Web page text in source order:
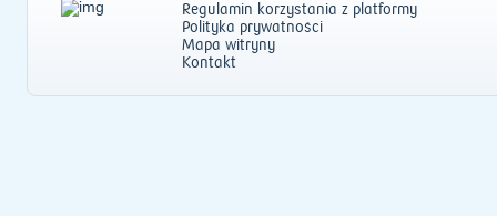
Regulamin korzystania z platformy
Polityka prywatności
Mapa witryny
Kontakt